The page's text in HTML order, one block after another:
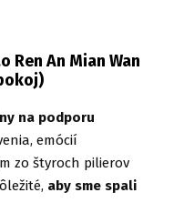
Ren An Mian Wan
na podporu
emócií
zo štyroch pilierov
aby sme spali